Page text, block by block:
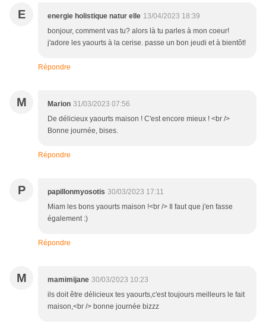
E energie holistique natur elle 13/04/2023 18:39
bonjour, comment vas tu? alors là tu parles à mon coeur!
j'adore les yaourts à la cerise. passe un bon jeudi et à bientôt!
Répondre
M Marion 31/03/2023 07:56
De délicieux yaourts maison ! C'est encore mieux ! <br />
Bonne journée, bises.
Répondre
P papillonmyosotis 30/03/2023 17:11
Miam les bons yaourts maison !<br /> Il faut que j'en fasse
également :)
Répondre
M mamimijane 30/03/2023 10:23
ils doit être délicieux tes yaourts,c'est toujours meilleurs le fait
maison,<br /> bonne journée bizzz